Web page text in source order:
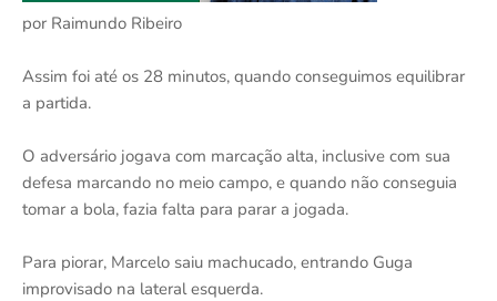
por Raimundo Ribeiro
Assim foi até os 28 minutos, quando conseguimos equilibrar
a partida.
O adversário jogava com marcação alta, inclusive com sua
defesa marcando no meio campo, e quando não conseguia
tomar a bola, fazia falta para parar a jogada.
Para piorar, Marcelo saiu machucado, entrando Guga
improvisado na lateral esquerda.